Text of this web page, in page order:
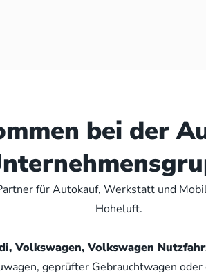
bei der
für Autokauf, Werkstatt und
Hoheluft.
Volkswagen
geprüfter Gebrauchtwagen